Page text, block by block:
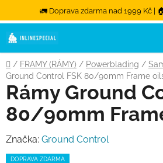
🚛 Doprava zdarma nad 1999 Kč |
Přejít na obsah
Domů
/ FRAMY (RÁMY) / Powerblading /
Ground Control FSK 80/90mm Frame
Rámy Ground
80/90mm
Značka: Ground Control
DOPRAVA ZDARMA